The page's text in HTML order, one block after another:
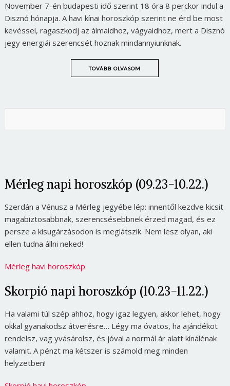
November 7-én budapesti idő szerint 18 óra 8 perckor indul a
Disznó hónapja. A havi kínai horoszkóp szerint ne érd be most
kevéssel, ragaszkodj az álmaidhoz, vágyaidhoz, mert a Disznó
jegy energiái szerencsét hoznak mindannyiunknak.
TOVÁBB OLVASOM
Mérleg napi horoszkóp (09.23-10.22.)
Szerdán a Vénusz a Mérleg jegyébe lép: innentől kezdve kicsit
magabiztosabbnak, szerencsésebbnek érzed magad, és ez
persze a kisugárzásodon is meglátszik. Nem lesz olyan, aki
ellen tudna állni neked!
Mérleg havi horoszkóp
Skorpió napi horoszkóp (10.23-11.22.)
Ha valami túl szép ahhoz, hogy igaz legyen, akkor lehet, hogy
okkal gyanakodsz átverésre… Légy ma óvatos, ha ajándékot
rendelsz, vag yvásárolsz, és jóval a normál ár alatt kínálénak
valamit. A pénzt ma kétszer is számold meg minden
helyzetben!